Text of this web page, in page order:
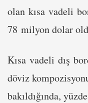
olan kısa vadeli
78 milyon dolar
Kısa vadeli dış
döviz
bakıldığında,